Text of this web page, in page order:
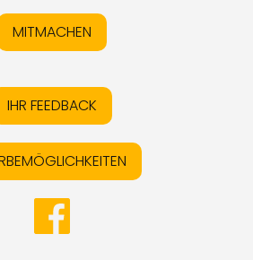
MITMACHEN
IHR FEEDBACK